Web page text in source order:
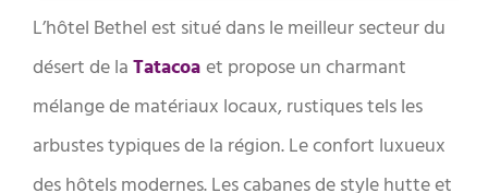
L’hôtel Bethel est situé dans le meilleur secteur du
désert de la Tatacoa et propose un charmant
mélange de matériaux locaux, rustiques tels les
arbustes typiques de la région. Le confort luxueux
des hôtels modernes. Les cabanes de style hutte et